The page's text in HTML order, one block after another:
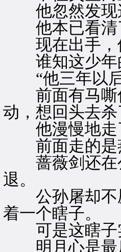
他忽然发现
他本已看清
现在出手，
谁知这少年
“他三年以后
前面有马嘶
动，想回头去
他漫慢地走
前面走的是
蔷薇剑还在
退。
公孙屠却不
着一个瞎子。
可是这瞎子
明月心是最